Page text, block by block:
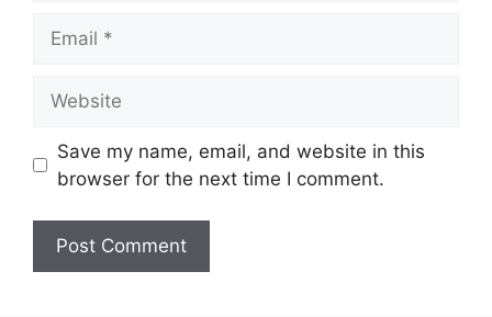
Save my name, email, and website in this
browser for the next time I comment.